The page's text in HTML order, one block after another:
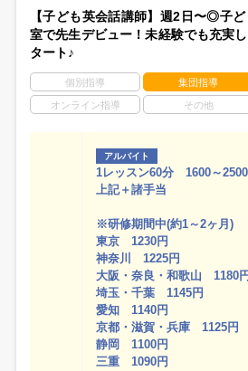
【子ども英会話講師】週2日〜◎子
室で先生デビュー！未経験でも充実
タート♪
個別指導 集団指導
オンライン指導 その他
アルバイト
1レッスン60分 1600～
上記＋諸手当
※研修期間中(約1～2ヶ月)
東京 1230円
神奈川 1225円
大阪・奈良・和歌山 1180円
埼玉・千葉 1145円
愛知 1140円
京都・滋賀・兵庫 1125円
静岡 1100円
三重 1090円